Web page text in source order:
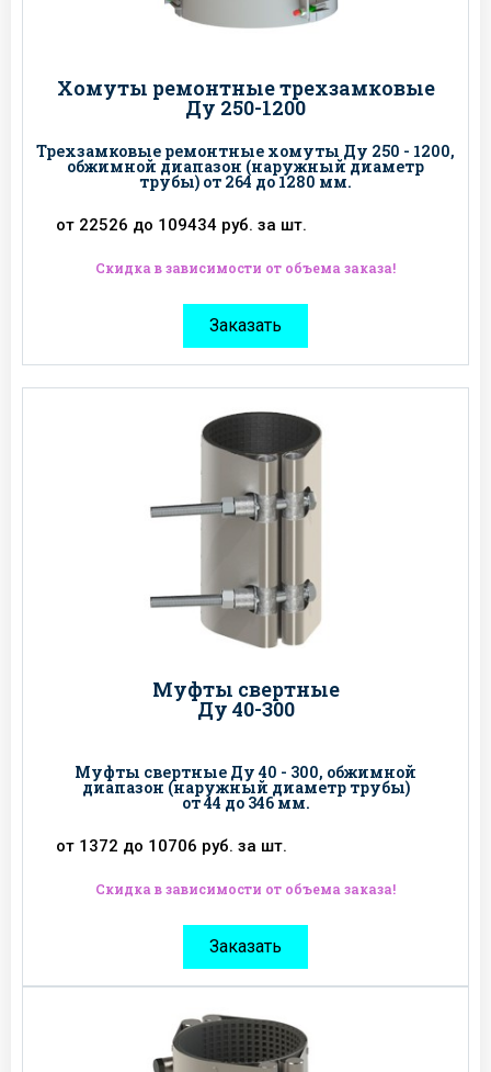
Хомуты ремонтные трехзамковые
Ду 250-1200
Трехзамковые ремонтные хомуты Ду 250 - 1200,
обжимной диапазон (наружный диаметр
трубы) от 264 до 1280 мм.
от 22526 до 109434 руб. за шт.
Скидка в зависимости от объема заказа!
Заказать
Муфты свертные
Ду 40-300
Муфты свертные Ду 40 - 300, обжимной
диапазон (наружный диаметр трубы)
от 44 до 346 мм.
от 1372 до 10706 руб. за шт.
Скидка в зависимости от объема заказа!
Заказать